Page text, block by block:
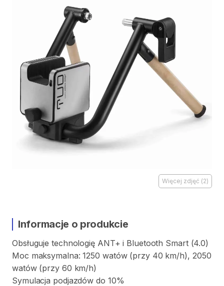
Więcej zdjęć (2)
Informacje o produkcie
Obsługuje technologię ANT+ i Bluetooth Smart (4.0)
Moc maksymalna: 1250 watów (przy 40 km​/​h)​,​ 2050
watów (przy 60 km​/​h)
Symulacja podjazdów do 10%